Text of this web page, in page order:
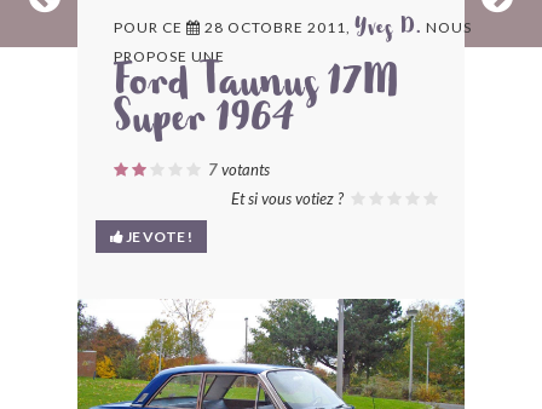
ARCHIVES
LES CONTRIBUTEURS
MODÈLES ET MARQUES
COMMENT FONCTIONNE BLV ?
POUR CE 28 OCTOBRE 2011, Yves D. NOUS
PROPOSE UNE
Ford Taunus 17M
Super 1964
7votants
Et si vous votiez ?
JE VOTE !